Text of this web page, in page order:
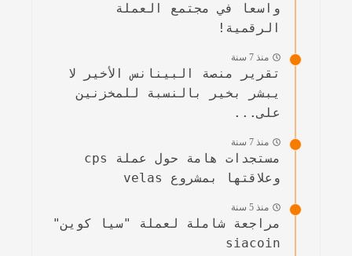
واسعا في مجتمع العملة
الرقمية!
منذ 7 سنة
تقرير منصة البينانس الأخير لا
يبشر بخير بالنسبة للمخزنين
على...
منذ 7 سنة
مستجدات هامة حول عملة cps
وعلاقتها بمشروع velas
منذ 5 سنة
مراجعة شاملة لعملة "سيا كوين"
siacoin